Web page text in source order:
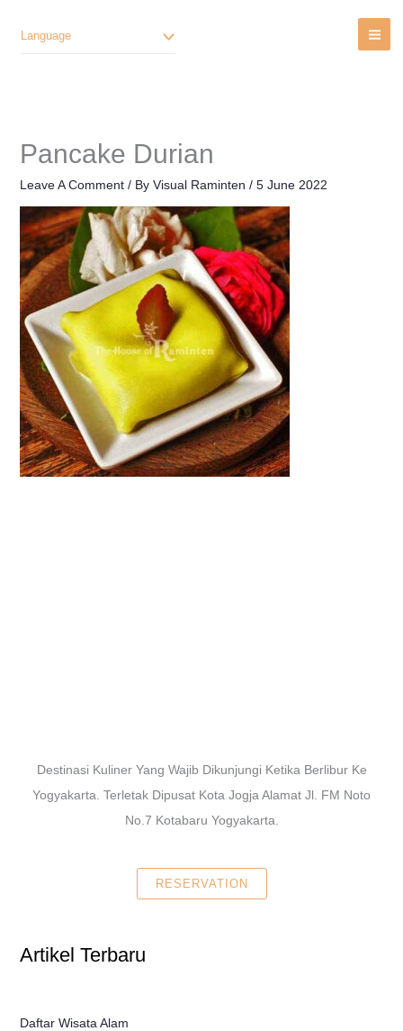
Language
Pancake Durian
Leave A Comment / By Visual Raminten / 5 June 2022
Destinasi Kuliner Yang Wajib Dikunjungi Ketika Berlibur Ke
Yogyakarta. Terletak Dipusat Kota Jogja Alamat Jl. FM Noto
No.7 Kotabaru Yogyakarta.
RESERVATION
Artikel Terbaru
Daftar Wisata Alam